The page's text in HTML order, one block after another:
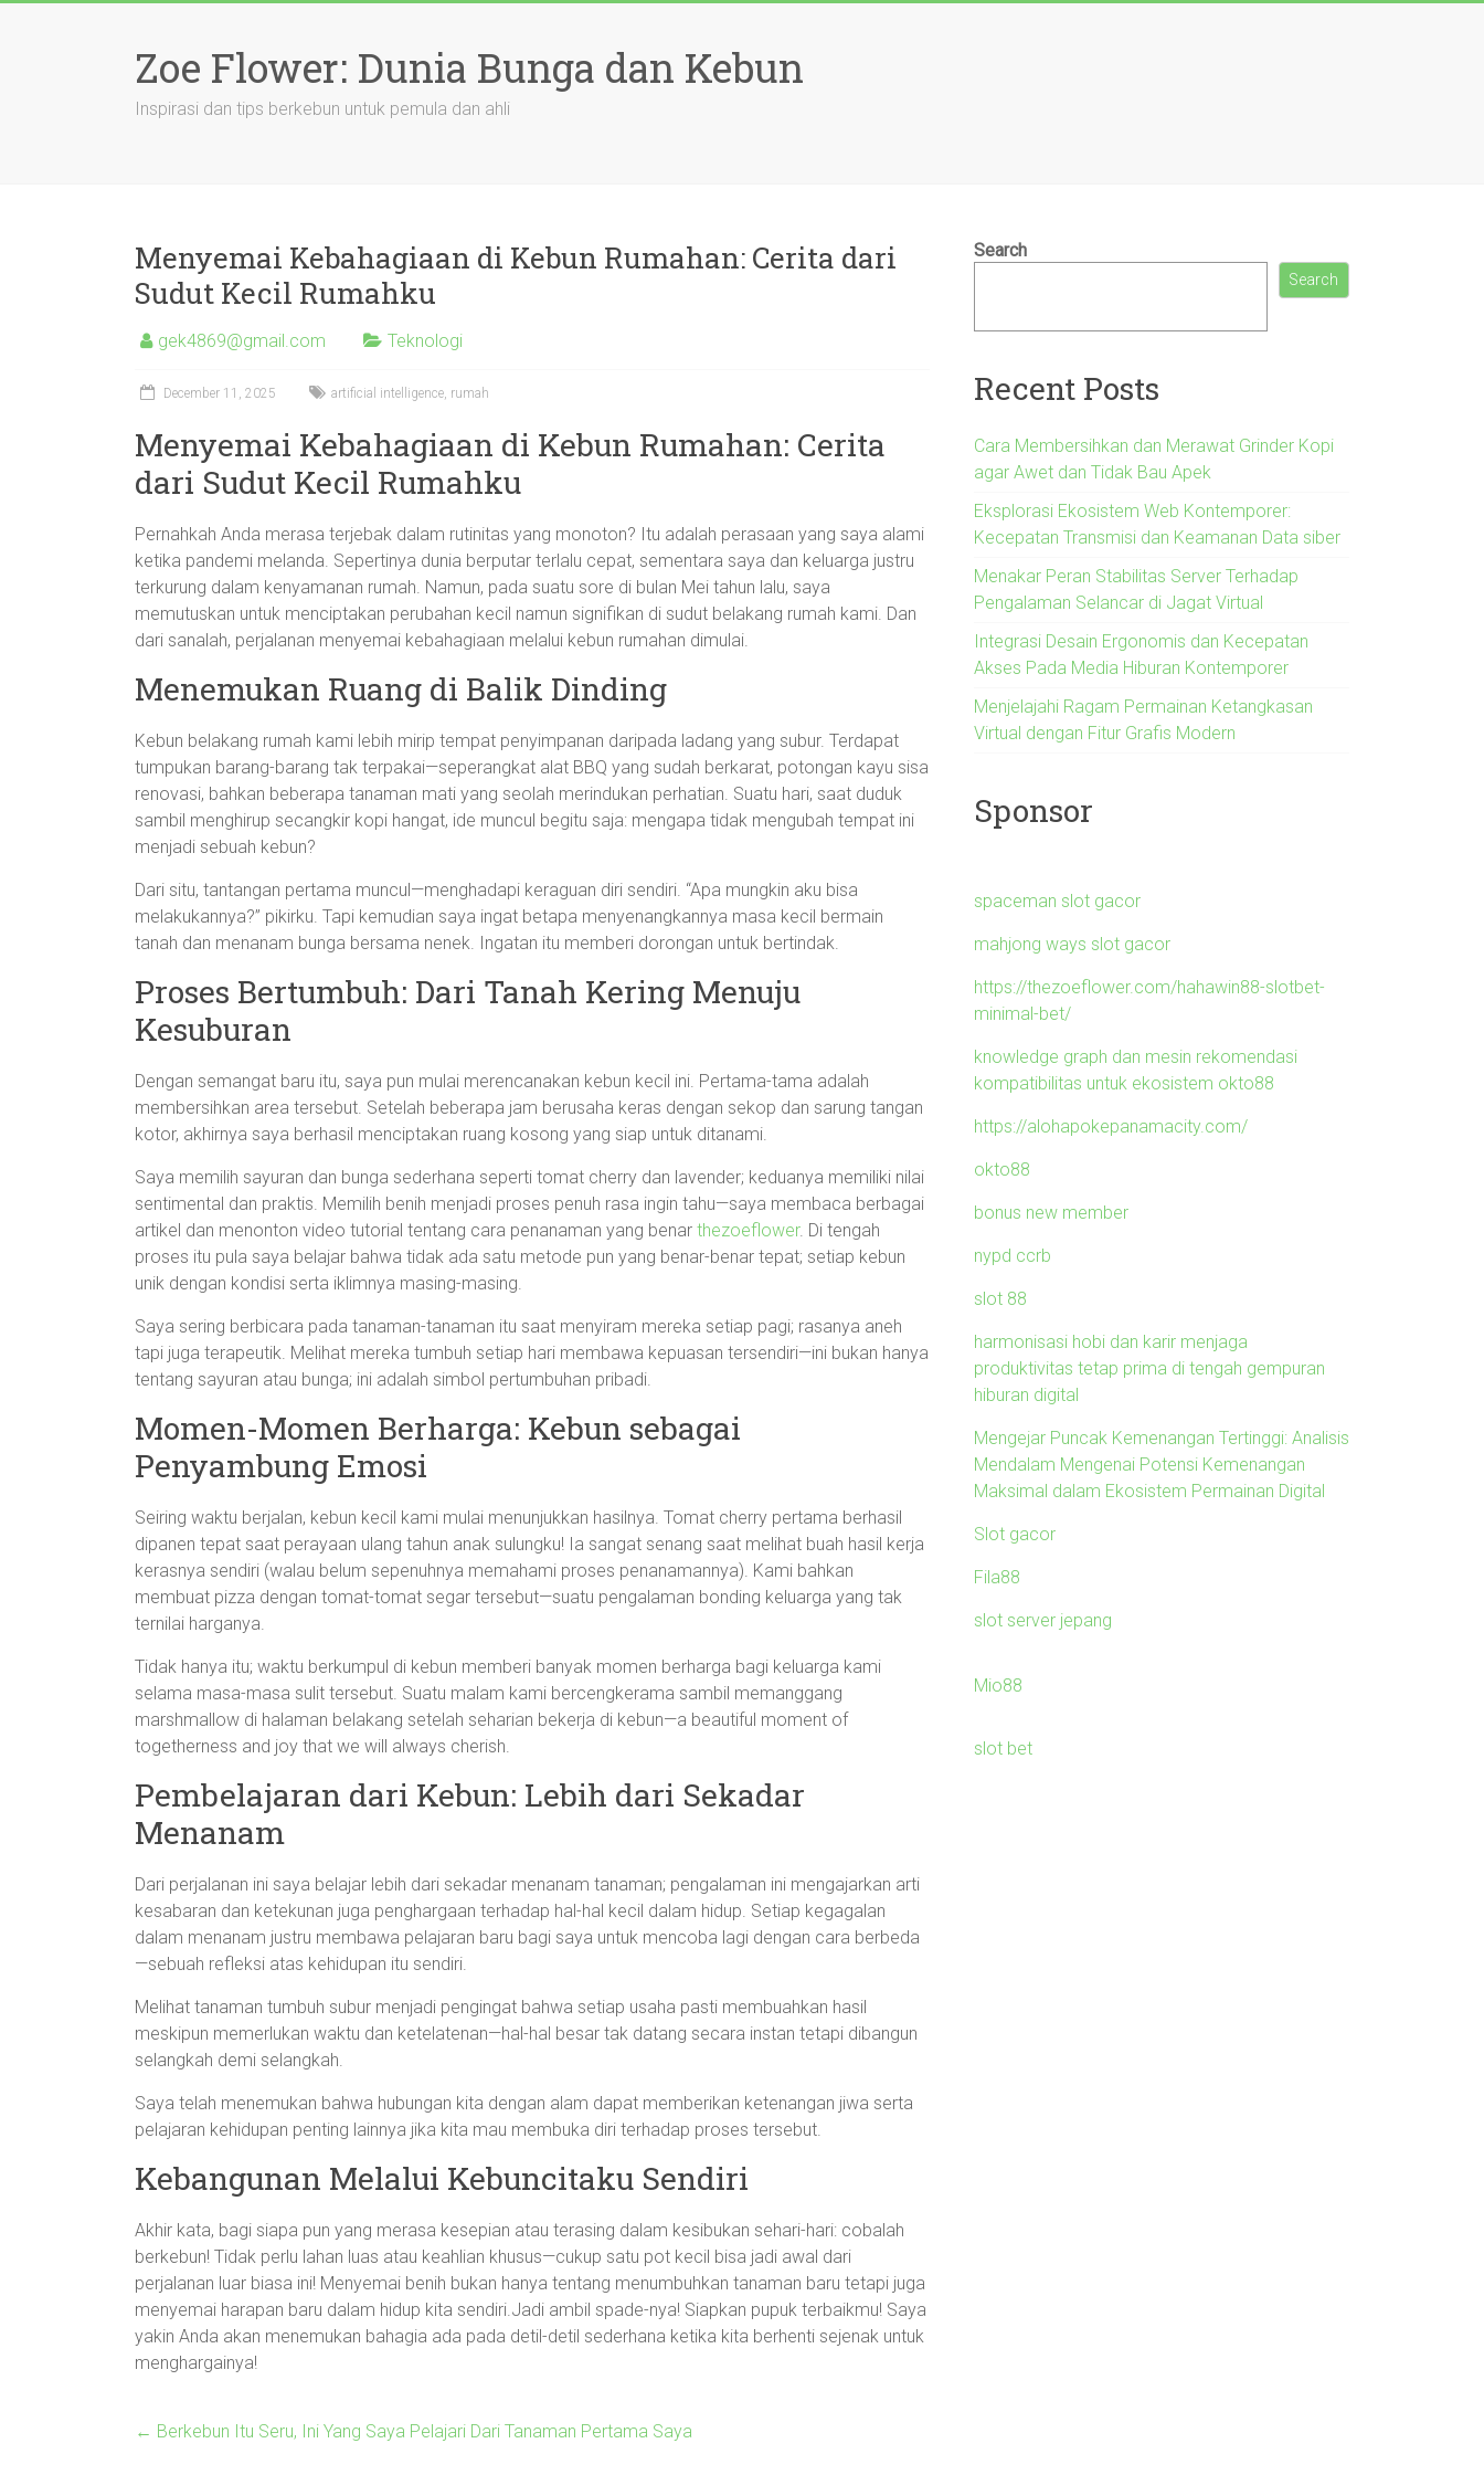
Zoe Flower: Dunia Bunga dan Kebun
Inspirasi dan tips berkebun untuk pemula dan ahli
Menyemai Kebahagiaan di Kebun Rumahan: Cerita dari
Sudut Kecil Rumahku
gek4869@gmail.com Teknologi
December 11, 2025 artificial intelligence, rumah
Menyemai Kebahagiaan di Kebun Rumahan: Cerita
dari Sudut Kecil Rumahku
Pernahkah Anda merasa terjebak dalam rutinitas yang monoton? Itu adalah perasaan yang saya alami
ketika pandemi melanda. Sepertinya dunia berputar terlalu cepat, sementara saya dan keluarga justru
terkurung dalam kenyamanan rumah. Namun, pada suatu sore di bulan Mei tahun lalu, saya
memutuskan untuk menciptakan perubahan kecil namun signifikan di sudut belakang rumah kami. Dan
dari sanalah, perjalanan menyemai kebahagiaan melalui kebun rumahan dimulai.
Menemukan Ruang di Balik Dinding
Kebun belakang rumah kami lebih mirip tempat penyimpanan daripada ladang yang subur. Terdapat
tumpukan barang-barang tak terpakai—seperangkat alat BBQ yang sudah berkarat, potongan kayu sisa
renovasi, bahkan beberapa tanaman mati yang seolah merindukan perhatian. Suatu hari, saat duduk
sambil menghirup secangkir kopi hangat, ide muncul begitu saja: mengapa tidak mengubah tempat ini
menjadi sebuah kebun?
Dari situ, tantangan pertama muncul—menghadapi keraguan diri sendiri. “Apa mungkin aku bisa
melakukannya?” pikirku. Tapi kemudian saya ingat betapa menyenangkannya masa kecil bermain
tanah dan menanam bunga bersama nenek. Ingatan itu memberi dorongan untuk bertindak.
Proses Bertumbuh: Dari Tanah Kering Menuju
Kesuburan
Dengan semangat baru itu, saya pun mulai merencanakan kebun kecil ini. Pertama-tama adalah
membersihkan area tersebut. Setelah beberapa jam berusaha keras dengan sekop dan sarung tangan
kotor, akhirnya saya berhasil menciptakan ruang kosong yang siap untuk ditanami.
Saya memilih sayuran dan bunga sederhana seperti tomat cherry dan lavender; keduanya memiliki nilai
sentimental dan praktis. Memilih benih menjadi proses penuh rasa ingin tahu—saya membaca berbagai
artikel dan menonton video tutorial tentang cara penanaman yang benar thezoeflower. Di tengah
proses itu pula saya belajar bahwa tidak ada satu metode pun yang benar-benar tepat; setiap kebun
unik dengan kondisi serta iklimnya masing-masing.
Saya sering berbicara pada tanaman-tanaman itu saat menyiram mereka setiap pagi; rasanya aneh
tapi juga terapeutik. Melihat mereka tumbuh setiap hari membawa kepuasan tersendiri—ini bukan hanya
tentang sayuran atau bunga; ini adalah simbol pertumbuhan pribadi.
Momen-Momen Berharga: Kebun sebagai
Penyambung Emosi
Seiring waktu berjalan, kebun kecil kami mulai menunjukkan hasilnya. Tomat cherry pertama berhasil
dipanen tepat saat perayaan ulang tahun anak sulungku! Ia sangat senang saat melihat buah hasil kerja
kerasnya sendiri (walau belum sepenuhnya memahami proses penanamannya). Kami bahkan
membuat pizza dengan tomat-tomat segar tersebut—suatu pengalaman bonding keluarga yang tak
ternilai harganya.
Tidak hanya itu; waktu berkumpul di kebun memberi banyak momen berharga bagi keluarga kami
selama masa-masa sulit tersebut. Suatu malam kami bercengkerama sambil memanggang
marshmallow di halaman belakang setelah seharian bekerja di kebun—a beautiful moment of
togetherness and joy that we will always cherish.
Pembelajaran dari Kebun: Lebih dari Sekadar
Menanam
Dari perjalanan ini saya belajar lebih dari sekadar menanam tanaman; pengalaman ini mengajarkan arti
kesabaran dan ketekunan juga penghargaan terhadap hal-hal kecil dalam hidup. Setiap kegagalan
dalam menanam justru membawa pelajaran baru bagi saya untuk mencoba lagi dengan cara berbeda
—sebuah refleksi atas kehidupan itu sendiri.
Melihat tanaman tumbuh subur menjadi pengingat bahwa setiap usaha pasti membuahkan hasil
meskipun memerlukan waktu dan ketelatenan—hal-hal besar tak datang secara instan tetapi dibangun
selangkah demi selangkah.
Saya telah menemukan bahwa hubungan kita dengan alam dapat memberikan ketenangan jiwa serta
pelajaran kehidupan penting lainnya jika kita mau membuka diri terhadap proses tersebut.
Kebangunan Melalui Kebuncitaku Sendiri
Akhir kata, bagi siapa pun yang merasa kesepian atau terasing dalam kesibukan sehari-hari: cobalah
berkebun! Tidak perlu lahan luas atau keahlian khusus—cukup satu pot kecil bisa jadi awal dari
perjalanan luar biasa ini! Menyemai benih bukan hanya tentang menumbuhkan tanaman baru tetapi juga
menyemai harapan baru dalam hidup kita sendiri.Jadi ambil spade-nya! Siapkan pupuk terbaikmu! Saya
yakin Anda akan menemukan bahagia ada pada detil-detil sederhana ketika kita berhenti sejenak untuk
menghargainya!
← Berkebun Itu Seru, Ini Yang Saya Pelajari Dari Tanaman Pertama Saya
Search
Search
Recent Posts
Cara Membersihkan dan Merawat Grinder Kopi
agar Awet dan Tidak Bau Apek
Eksplorasi Ekosistem Web Kontemporer:
Kecepatan Transmisi dan Keamanan Data siber
Menakar Peran Stabilitas Server Terhadap
Pengalaman Selancar di Jagat Virtual
Integrasi Desain Ergonomis dan Kecepatan
Akses Pada Media Hiburan Kontemporer
Menjelajahi Ragam Permainan Ketangkasan
Virtual dengan Fitur Grafis Modern
Sponsor
spaceman slot gacor
mahjong ways slot gacor
https://thezoeflower.com/hahawin88-slotbet-
minimal-bet/
knowledge graph dan mesin rekomendasi
kompatibilitas untuk ekosistem okto88
https://alohapokepanamacity.com/
okto88
bonus new member
nypd ccrb
slot 88
harmonisasi hobi dan karir menjaga
produktivitas tetap prima di tengah gempuran
hiburan digital
Mengejar Puncak Kemenangan Tertinggi: Analisis
Mendalam Mengenai Potensi Kemenangan
Maksimal dalam Ekosistem Permainan Digital
Slot gacor
Fila88
slot server jepang
Mio88
slot bet